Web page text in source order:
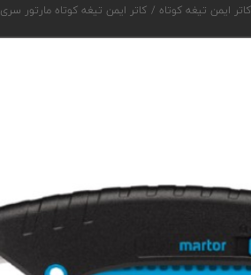
کاتر ایمن تیغه کوتاه / کاتر ایمن تیغه کوتاه مارتور سری SECUNORM MIZAR مدل 125002.02